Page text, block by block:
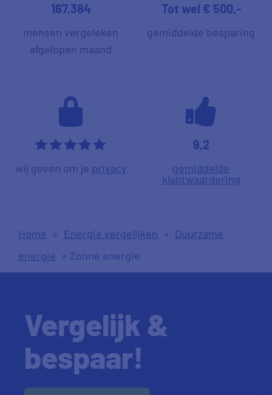
167.384
mensen vergeleken
afgelopen maand
Tot wel € 500,-
gemiddelde besparing
*****
wij geven om je privacy
9,2
gemiddelde
klantwaardering
Home » Energie vergelijken » Duurzame
energie » Zonne energie
Vergelijk &
bespaar!